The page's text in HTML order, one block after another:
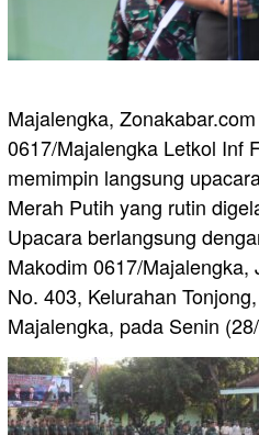
Majalengka,
0617/Majalengka Letkol Inf
memimpin langsung
Merah Putih yang rutin
Upacara berlangsung
Makodim 0617/Majalengka,
No. 403, Kelurahan
Majalengka, pada Senin